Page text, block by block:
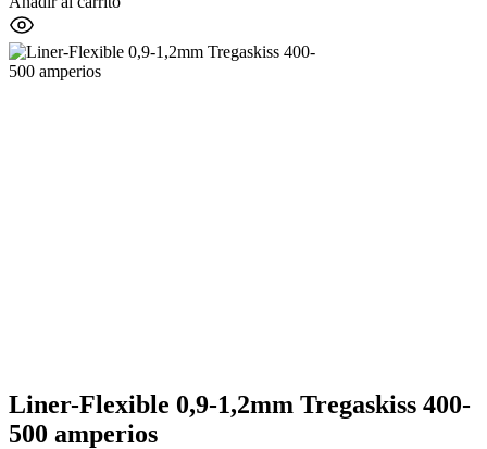
Liner-Flexible 0,9-1,2mm Tregaskiss 400-
500 amperios